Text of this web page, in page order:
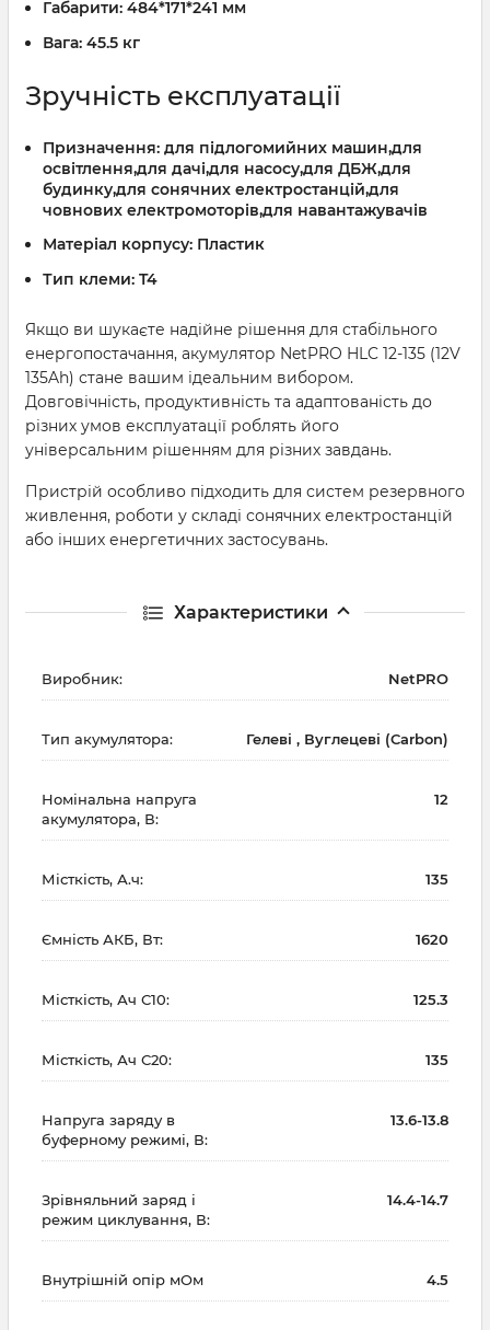
Габарити: 484*171*241 мм
Вага: 45.5 кг
Зручність експлуатації
Призначення: для підлогомийних машин,для
освітлення,для дачі,для насосу,для ДБЖ,для
будинку,для сонячних електростанцій,для
човнових електромоторів,для навантажувачів
Матеріал корпусу: Пластик
Тип клеми: T4
Якщо ви шукаєте надійне рішення для стабільного
енергопостачання, акумулятор NetPRO HLC 12-135 (12V
135Ah) стане вашим ідеальним вибором.
Довговічність, продуктивність та адаптованість до
різних умов експлуатації роблять його
універсальним рішенням для різних завдань.
Пристрій особливо підходить для систем резервного
живлення, роботи у складі сонячних електростанцій
або інших енергетичних застосувань.
Характеристики
Виробник: NetPRO
Тип акумулятора: Гелеві , Вуглецеві (Carbon)
Номінальна напруга
акумулятора, В:
12
Місткість, А.ч: 135
Ємність АКБ, Вт: 1620
Місткість, Ач С10: 125.3
Місткість, Ач С20: 135
Напруга заряду в
буферному режимі, В:
13.6-13.8
Зрівняльний заряд і
режим циклування, В:
14.4-14.7
Внутрішній опір мОм 4.5